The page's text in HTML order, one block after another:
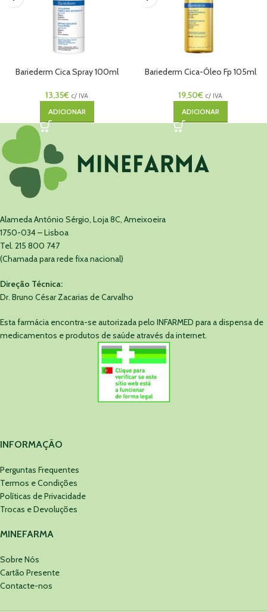
Bariederm Cica Spray 100ml
13,35€ c/ IVA
ADICIONAR
Bariederm Cica-Óleo Fp 105ml
19,50€ c/ IVA
ADICIONAR
Alameda António Sérgio, Loja 8C, Ameixoeira
1750-034 – Lisboa
Tel. 215 800 747
(Chamada para rede fixa nacional)
Direção Técnica:
Dr. Bruno César Zacarias de Carvalho
Esta farmácia encontra-se autorizada pelo INFARMED para a dispensa de
medicamentos e produtos de saúde através da internet.
INFORMAÇÃO
Perguntas Frequentes
Termos e Condições
Políticas de Privacidade
Trocas e Devoluções
MINEFARMA
Sobre Nós
Cartão Presente
Contacte-nos